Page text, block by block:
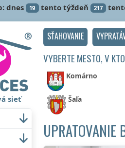
dnes 19 tento týždeň 217
SŤAHOVANIE
VYBERTE MESTO, V
Komárno
Šaľa
UPRATOVANIE
sieť